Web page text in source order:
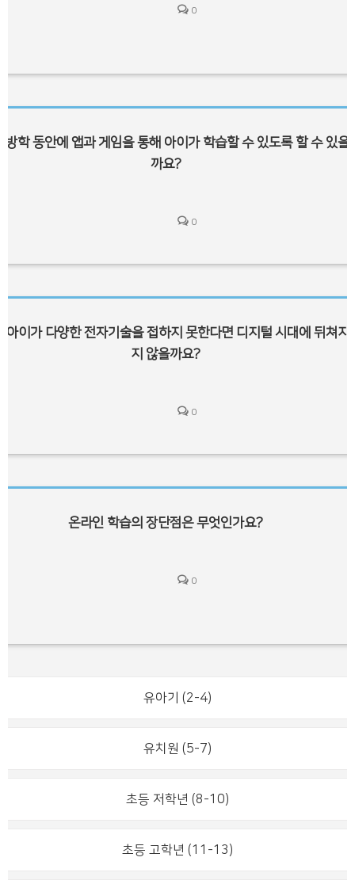
0
방학 동안에 앱과 게임을 통해 아이가 학습할 수 있도록 할 수 있을
까요?
0
아이가 다양한 전자기술을 접하지 못한다면 디지털 시대에 뒤쳐지
지 않을까요?
0
온라인 학습의 장단점은 무엇인가요?
0
유아기 (2-4)
유치원 (5-7)
초등 저학년 (8-10)
초등 고학년 (11-13)